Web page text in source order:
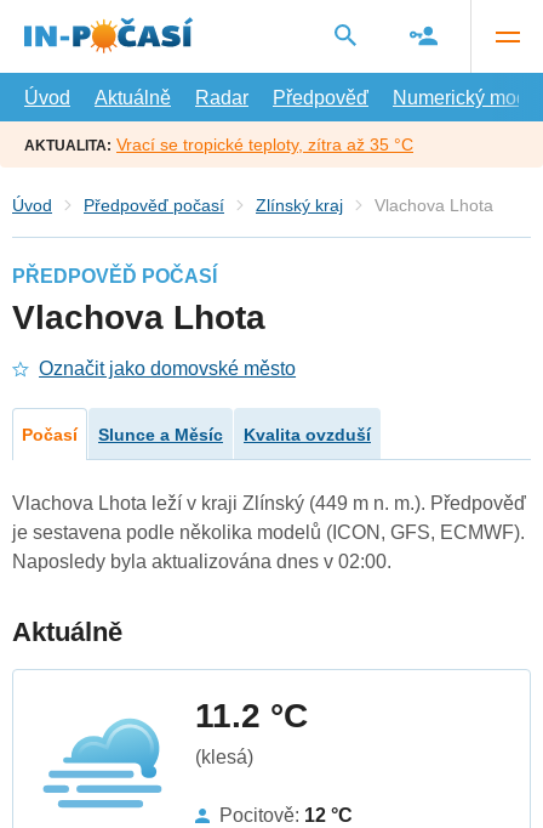
hlavní
Úvod
Aktuálně Radar Předpověď Numerický model
AKTUALITA: Vrací se tropické teploty, zítra až 35 °C
Úvod Předpověď počasí Zlínský kraj Vlachova Lhota
PŘEDPOVĚĎ POČASÍ
Vlachova Lhota
Označit jako domovské město
Počasí Slunce a Měsíc Kvalita ovzduší
Vlachova Lhota leží v kraji Zlínský (449 m n. m.). Předpověď
je sestavena podle několika modelů (ICON, GFS, ECMWF).
Naposledy byla aktualizována dnes v 02:00.
Aktuálně
11.2 °C
(klesá)
Pocitově: 12 °C